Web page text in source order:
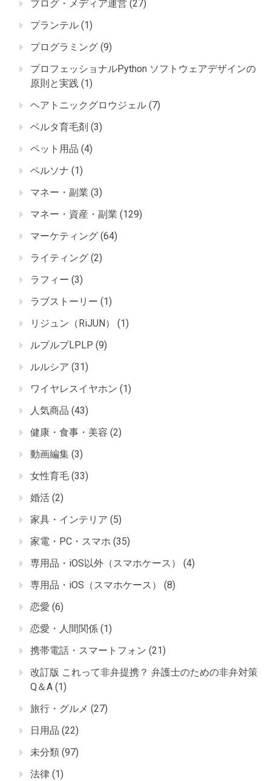
ブログ・メディア運営 (27)
プランテル (1)
プログラミング (9)
プロフェッショナルPython ソフトウェアデザインの
原則と実践 (1)
ヘアトニックグロウジェル (7)
ベルタ育毛剤 (3)
ペット用品 (4)
ペルソナ (1)
マネー・副業 (3)
マネー・資産・副業 (129)
マーケティング (64)
ライティング (2)
ラフィー (3)
ラブストーリー (1)
リジュン（RiJUN）
(1)
ルプルプLPLP (9)
ルルシア (31)
ワイヤレスイヤホン (1)
人気商品 (43)
健康・食事・美容 (2)
動画編集 (3)
女性育毛 (33)
婚活 (2)
家具・インテリア (5)
家電・PC・スマホ (35)
専用品・iOS以外（スマホケース）
(4)
専用品・iOS（スマホケース）
(8)
恋愛 (6)
恋愛・人間関係 (1)
携帯電話・スマートフォン (21)
改訂版 これって非弁提携？ 弁護士のための非弁対策
Q＆A (1)
旅行・グルメ (27)
日用品 (22)
未分類 (97)
法律 (1)